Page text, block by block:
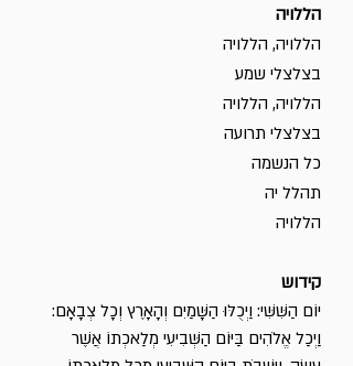
הללויה
הללויה, הללויה
בצלצלי שמע
הללויה, הללויה
בצלצלי תרועה
כל הנשמה
תהלל יה
הללויה
קידוש
יוֹם הַשִּׁשִּׁי: וַיְכֻלּוּ הַשָּׁמַיִם וְהָאָרֶץ וְכָל צְבָאָם:
וַיְכַל אֱלֹהִים בַּיּוֹם הַשְּׁבִיעִי מְלַאכְתוֹ אֲשֶׁר